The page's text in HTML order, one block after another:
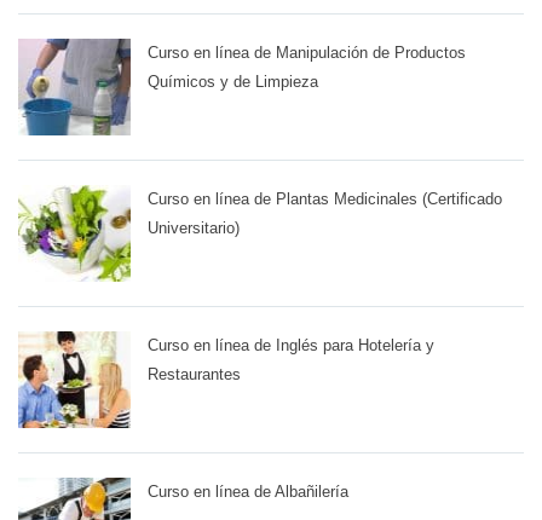
Curso en línea de Manipulación de Productos
Químicos y de Limpieza
Curso en línea de Plantas Medicinales (Certificado
Universitario)
Curso en línea de Inglés para Hotelería y
Restaurantes
Curso en línea de Albañilería